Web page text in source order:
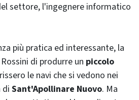
settore, l'ingegnere informatico
più pratica ed interessante, la
di produrre un piccolo
le navi che si vedono nei
di Sant'Apollinare Nuovo. Ma